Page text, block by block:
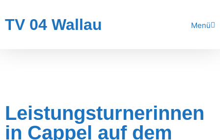
TV 04 Wallau Menü
Leistungsturnerinnen
in Cappel auf dem